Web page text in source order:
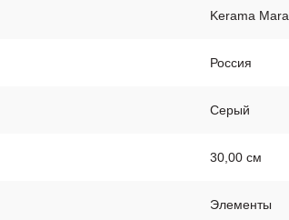
Kerama
Россия
Серый
30,00 см
Элементы